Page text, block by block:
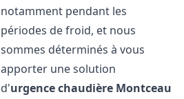
notamment pendant les
périodes de froid, et nous
sommes déterminés à vous
apporter une solution
d'urgence chaudière Montceau